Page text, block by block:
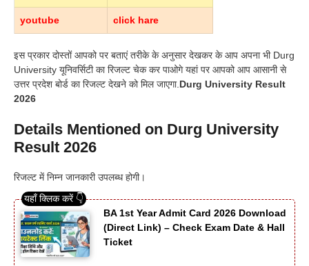
youtube click hare
इस प्रकार दोस्तों आपको पर बताएं तरीके के अनुसार देखकर के आप अपना भी Durg
University यूनिवर्सिटी का रिजल्ट चेक कर पाओगे यहां पर आपको आप आसानी से
उत्तर प्रदेश बोर्ड का रिजल्ट देखने को मिल जाएगा. Durg University Result
2026
Details Mentioned on Durg University
Result 2026
रिजल्ट में निम्न जानकारी उपलब्ध होगी।
BA 1st Year Admit Card 2026 Download
(Direct Link) – Check Exam Date & Hall
Ticket